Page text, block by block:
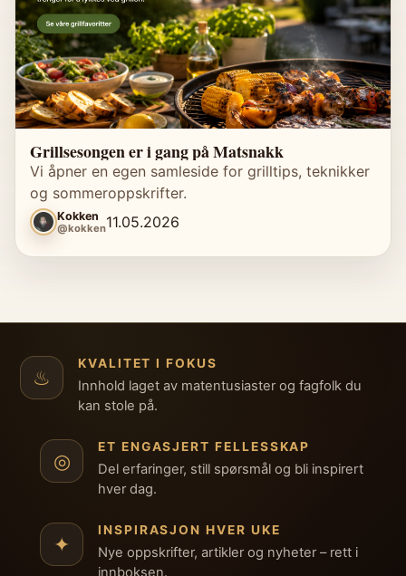
Grillsesongen er i gang på Matsnakk
Vi åpner en egen samleside for grilltips, teknikker
og sommeroppskrifter.
Kokken
@kokken11.05.2026
♨
KVALITET I FOKUS
Innhold laget av matentusiaster og fagfolk du
kan stole på.
◎
ET ENGASJERT FELLESSKAP
Del erfaringer, still spørsmål og bli inspirert
hver dag.
✦
INSPIRASJON HVER UKE
Nye oppskrifter, artikler og nyheter – rett i
innboksen.